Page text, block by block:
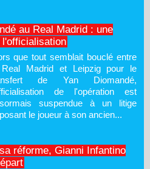
au Real Madrid : une
l'officialisation
que tout semblait bouclé entre
Madrid et Leipzig pour le
de Yan Diomandé,
de l'opération est
suspendue à un litige
le joueur à son ancien...
réforme, Gianni Infantino